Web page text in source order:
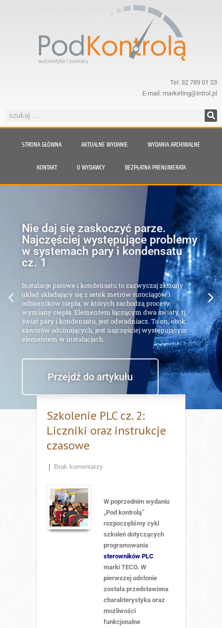
Tel: 32 789 01 23
E-mail: marketing@introl.pl
STRONA GŁÓWNA AKTUALNE WYDANIE WYDANIA ARCHIWALNE
KONTAKT O WYDAWCY BEZPŁATNA PRENUMERATA
Nie daj się zaskoczyć parze.
Najczęściej występujące problemy
w systemach pary i kondensatu
cz. 1
Instalacje parowe i kondensatu to zazwyczaj złożony
układ składający się z setek metrów rurociągów i
odbiorników ciepła, w których zachodzą procesy
wymiany ciepła. Elementem łączącym dwa światy, tj.
świat pary i kondensatu, jest odwadniacz. To on, obok
zaworów odcinających, jest najczęściej występującym
elementem w instalacjach.
Przejdź do artykułu
Szkolenie PLC cz. 2:
Liczniki oraz instrukcje
czasowe
Brak komentarzy
W poprzednim wydaniu
„Pod kontrolą”
rozpoczęliśmy cykl
szkoleń dotyczących
programowania
sterowników PLC
marki TECO. W
pierwszej odsłonie
została przedstawiona
charakterystyka oraz
możliwości
funkcjonalne